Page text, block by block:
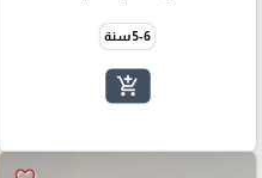
5-6 سنة
add_shopping_cart